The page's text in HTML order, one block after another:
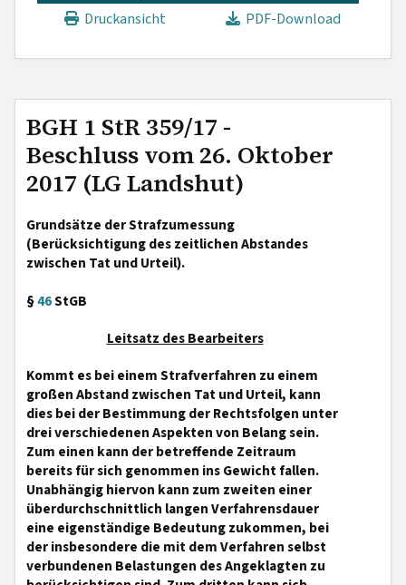
Druckansicht
PDF-Download
BGH 1 StR 359/17 -
Beschluss vom 26. Oktober
2017 (LG Landshut)
Grundsätze der Strafzumessung
(Berücksichtigung des zeitlichen Abstandes
zwischen Tat und Urteil).
§46StGB
Leitsatz des Bearbeiters
Kommt es bei einem Strafverfahren zu einem
großen Abstand zwischen Tat und Urteil, kann
dies bei der Bestimmung der Rechtsfolgen unter
drei verschiedenen Aspekten von Belang sein.
Zum einen kann der betreffende Zeitraum
bereits für sich genommen ins Gewicht fallen.
Unabhängig hiervon kann zum zweiten einer
überdurchschnittlich langen Verfahrensdauer
eine eigenständige Bedeutung zukommen, bei
der insbesondere die mit dem Verfahren selbst
verbundenen Belastungen des Angeklagten zu